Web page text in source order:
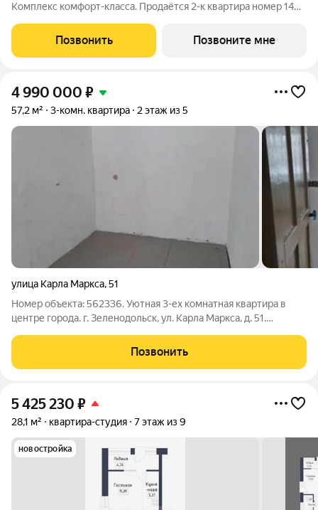
Комплекс комфорт-класса. Продаётся 2-к квартира номер 14
Предчистовая отделка. - Угловая планировка - больше
пространства для ваших идей. -
Позвонить Позвоните мне
4 990 000 ₽
57,2 м² 3-комн. квартира 2 этаж из 5
улица Карла Маркса,51
Номер объекта: 562336. Уютная 3-ех комнатная квартира в
центре города. г. Зеленодольск, ул. Карла Маркса, д. 51.
Квартира в предчистовой отделке, подготовлена к созданию
уютного гнезда для
Позвонить
5 425 230 ₽
28,1 м² квартира-студия 7 этаж из 9
новостройка